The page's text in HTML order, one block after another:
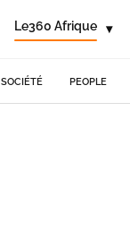
Le360 Afrique ▾
SOCIÉTÉ PEOPLE